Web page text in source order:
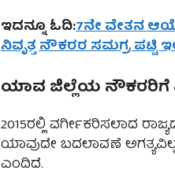
ಇದನ್ನೂ ಓದಿ:7ನೇ ವೇತನ
ನಿವೃತ್ತ ನೌಕರರ ಸಮಗ್ರ ಪಟ್ಟಿ
ಯಾವ ಜಿಲ್ಲೆಯ ನೌಕರರಿಗೆ
2015ರಲ್ಲಿ ವರ್ಗೀಕರಿಸಲಾದ
ಯಾವುದೇ ಬದಲಾವಣೆ
ಎಂದಿದೆ.